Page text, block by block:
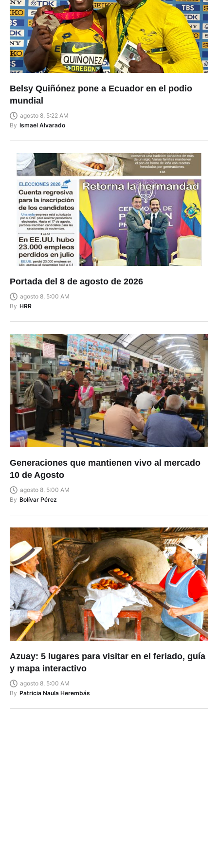
Belsy Quiñónez pone a Ecuador en el podio
mundial
agosto 8, 5:22 AM
By Ismael Alvarado
Portada del 8 de agosto de 2026
agosto 8, 5:00 AM
By HRR
Generaciones que mantienen vivo al mercado
10 de Agosto
agosto 8, 5:00 AM
By Bolívar Pérez
Azuay: 5 lugares para visitar en el feriado, guía
y mapa interactivo
agosto 8, 5:00 AM
By Patricia Naula Herembás